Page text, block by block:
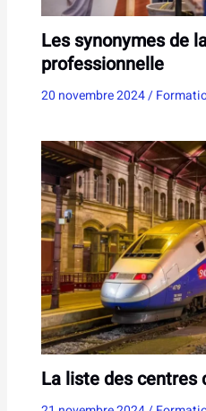
Les synonymes de
professionnelle
20 novembre 2024/
La liste des centres